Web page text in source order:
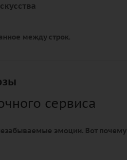
между строк.
сервиса
эмоции. Вот почему